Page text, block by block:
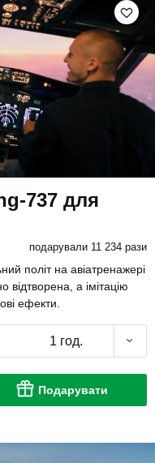
737 для
подарували 11 234 рази
політ на авіатренажері
відтворена, а імітацію
ефекти.
1 год.
Подарувати